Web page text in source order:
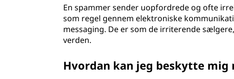
En spammer sender uopfordrede og ofte
som regel gennem elektroniske
messaging. De er som de irriterende
verden.
Hvordan kan jeg beskytte mig